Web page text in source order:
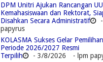
DPM Unitri Ajukan Rancangan
Kemahasiswaan dan Rektorat,
Disahkan Secara Administratif
papyrus
KOLASMA Sukses Gelar
Periode 2026/2027 Resmi
Terpilih
- 3/8/2026
- lpm